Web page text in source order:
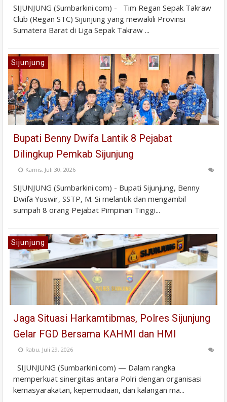
SIJUNJUNG (Sumbarkini.com) - Tim Regan Sepak Takraw
Club (Regan STC) Sijunjung yang mewakili Provinsi
Sumatera Barat di Liga Sepak Takraw ...
Sijunjung
Bupati Benny Dwifa Lantik 8 Pejabat
Dilingkup Pemkab Sijunjung
Kamis, Juli 30, 2026
SIJUNJUNG (Sumbarkini.com) - Bupati Sijunjung, Benny
Dwifa Yuswir, SSTP, M. Si melantik dan mengambil
sumpah 8 orang Pejabat Pimpinan Tinggi...
Sijunjung
Jaga Situasi Harkamtibmas, Polres Sijunjung
Gelar FGD Bersama KAHMI dan HMI
Rabu, Juli 29, 2026
SIJUNJUNG (Sumbarkini.com) — Dalam rangka
memperkuat sinergitas antara Polri dengan organisasi
kemasyarakatan, kepemudaan, dan kalangan ma...